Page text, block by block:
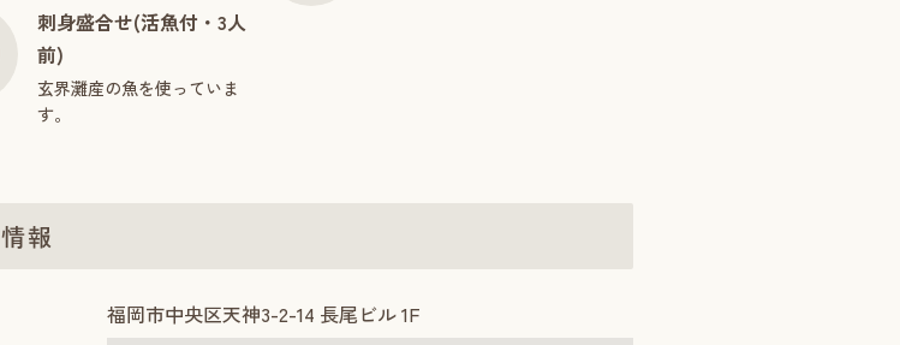
刺身盛合せ(活魚付・3人
前)
玄界灘産の魚を使っていま
す。
報
福岡市中央区天神3-2-14 長尾ビル 1F